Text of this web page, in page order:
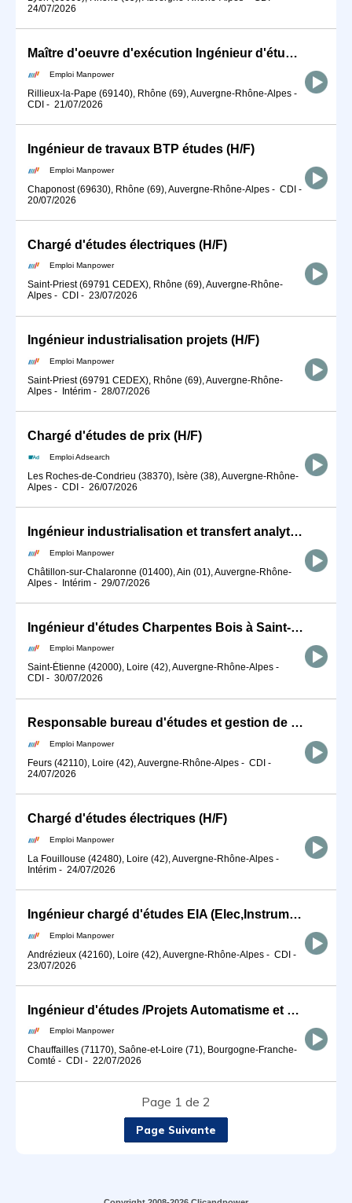
24/07/2026
Maître d'oeuvre d'exécution Ingénieur d'études (H/F)
Emploi Manpower
Rillieux-la-Pape (69140), Rhône (69), Auvergne-Rhône-Alpes -
CDI - 21/07/2026
Ingénieur de travaux BTP études (H/F)
Emploi Manpower
Chaponost (69630), Rhône (69), Auvergne-Rhône-Alpes - CDI -
20/07/2026
Chargé d'études électriques (H/F)
Emploi Manpower
Saint-Priest (69791 CEDEX), Rhône (69), Auvergne-Rhône-
Alpes - CDI - 23/07/2026
Ingénieur industrialisation projets (H/F)
Emploi Manpower
Saint-Priest (69791 CEDEX), Rhône (69), Auvergne-Rhône-
Alpes - Intérim - 28/07/2026
Chargé d'études de prix (H/F)
Emploi Adsearch
Les Roches-de-Condrieu (38370), Isère (38), Auvergne-Rhône-
Alpes - CDI - 26/07/2026
Ingénieur industrialisation et transfert analytique - Labo Pharma (H/F)
Emploi Manpower
Châtillon-sur-Chalaronne (01400), Ain (01), Auvergne-Rhône-
Alpes - Intérim - 29/07/2026
Ingénieur d'études Charpentes Bois à Saint-Etienne (H/F)
Emploi Manpower
Saint-Étienne (42000), Loire (42), Auvergne-Rhône-Alpes -
CDI - 30/07/2026
Responsable bureau d'études et gestion de projet (H/F)
Emploi Manpower
Feurs (42110), Loire (42), Auvergne-Rhône-Alpes - CDI -
24/07/2026
Chargé d'études électriques (H/F)
Emploi Manpower
La Fouillouse (42480), Loire (42), Auvergne-Rhône-Alpes -
Intérim - 24/07/2026
Ingénieur chargé d'études EIA (Elec,Instrumentation,Automatisme) (H/F)
Emploi Manpower
Andrézieux (42160), Loire (42), Auvergne-Rhône-Alpes - CDI -
23/07/2026
Ingénieur d'études /Projets Automatisme et Electrique (H/F)
Emploi Manpower
Chauffailles (71170), Saône-et-Loire (71), Bourgogne-Franche-
Comté - CDI - 22/07/2026
Page 1 de 2
Page Suivante